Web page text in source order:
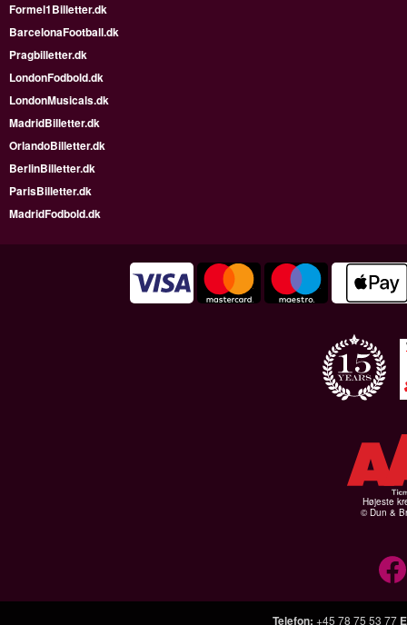
Formel1Billetter.dk
BarcelonaFootball.dk
Pragbilletter.dk
LondonFodbold.dk
LondonMusicals.dk
MadridBilletter.dk
OrlandoBilletter.dk
BerlinBilletter.dk
ParisBilletter.dk
MadridFodbold.dk
Højeste
© Dun &
Telefon: +45 78 75 53 77